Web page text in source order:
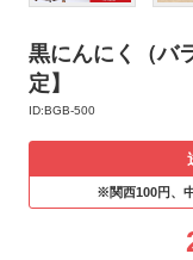
黒にんにく（バ
定】
ID:BGB-500
※関西100円、